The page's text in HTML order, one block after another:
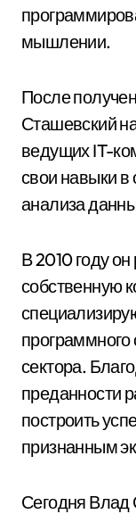
мышлении.
После
Сташевский
ведущих IT-
свои навыки в
анализа
В 2010 году
собственную
сектора.
преданности
построить
признанным
Сегодня Влад